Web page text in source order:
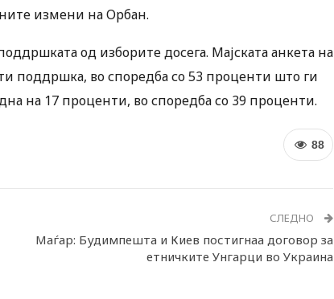
измени на Орбан.
од изборите досега. Мајската анкета на
поддршка, во споредба со 53 проценти што ги
на 17 проценти, во споредба со 39 проценти.
88
СЛЕДНО
Маѓар: Будимпешта и Киев постигнаа договор за
етничките Унгарци во Украина